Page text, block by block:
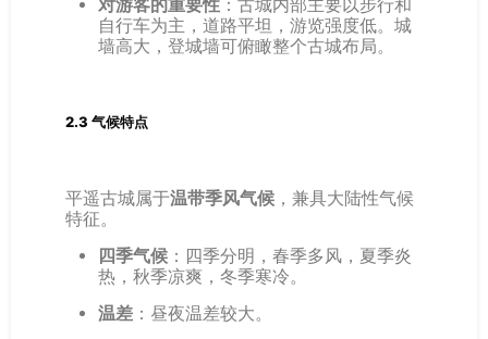
对游客的重要性 ：古城内部主要以步行和
自行车为主，道路平坦，游览强度低。城
墙高大，登城墙可俯瞰整个古城布局。
2.3 气候特点
平遥古城属于温带季风气候 ，兼具大陆性气候
特征。
四季气候 ：四季分明，春季多风，夏季炎
热，秋季凉爽，冬季寒冷。
温差 ：昼夜温差较大。